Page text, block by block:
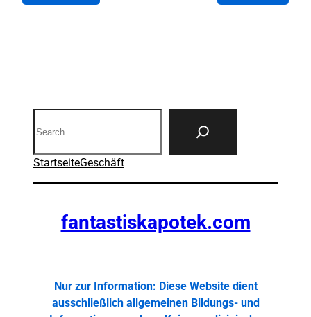
StartseiteGeschäft
fantastiskapotek.com
Nur zur Information: Diese Website dient
ausschließlich allgemeinen Bildungs- und